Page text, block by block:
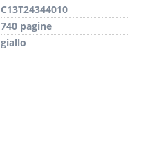
C13T24344010
740 pagine
giallo